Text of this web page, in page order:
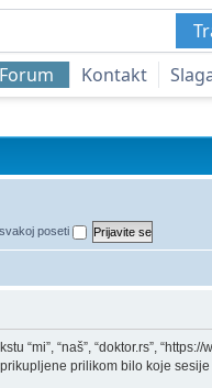
Forum Kontakt
poseti
“naš”, “doktor.rs”, “https://
prilikom bilo koje